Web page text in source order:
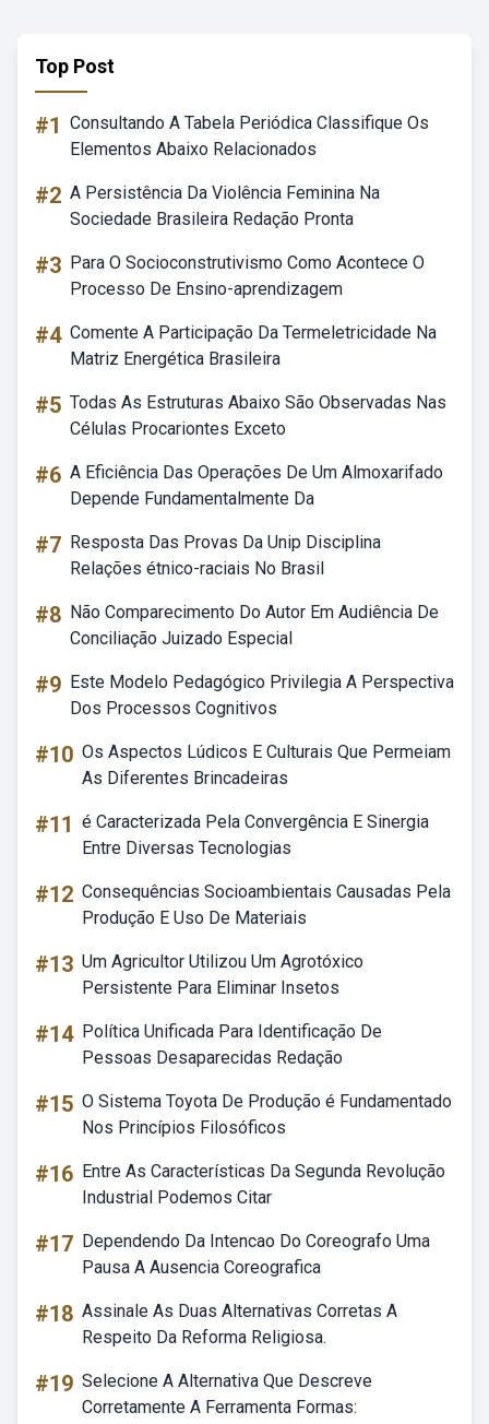
Top Post
#1 Consultando A Tabela Periódica Classifique Os
Elementos Abaixo Relacionados
#2 A Persistência Da Violência Feminina Na
Sociedade Brasileira Redação Pronta
#3 Para O Socioconstrutivismo Como Acontece O
Processo De Ensino-aprendizagem
#4 Comente A Participação Da Termeletricidade Na
Matriz Energética Brasileira
#5 Todas As Estruturas Abaixo São Observadas Nas
Células Procariontes Exceto
#6 A Eficiência Das Operações De Um Almoxarifado
Depende Fundamentalmente Da
#7 Resposta Das Provas Da Unip Disciplina
Relações étnico-raciais No Brasil
#8 Não Comparecimento Do Autor Em Audiência De
Conciliação Juizado Especial
#9 Este Modelo Pedagógico Privilegia A Perspectiva
Dos Processos Cognitivos
#10 Os Aspectos Lúdicos E Culturais Que Permeiam
As Diferentes Brincadeiras
#11 é Caracterizada Pela Convergência E Sinergia
Entre Diversas Tecnologias
#12 Consequências Socioambientais Causadas Pela
Produção E Uso De Materiais
#13 Um Agricultor Utilizou Um Agrotóxico
Persistente Para Eliminar Insetos
#14 Política Unificada Para Identificação De
Pessoas Desaparecidas Redação
#15 O Sistema Toyota De Produção é Fundamentado
Nos Princípios Filosóficos
#16 Entre As Características Da Segunda Revolução
Industrial Podemos Citar
#17 Dependendo Da Intencao Do Coreografo Uma
Pausa A Ausencia Coreografica
#18 Assinale As Duas Alternativas Corretas A
Respeito Da Reforma Religiosa.
#19 Selecione A Alternativa Que Descreve
Corretamente A Ferramenta Formas: